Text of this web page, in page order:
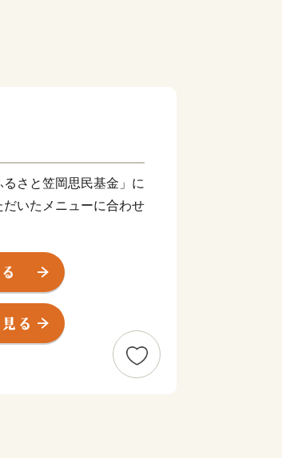
さと笠岡思民基金」に
いたメニューに合わせ
た博物館としては世界
究員が日夜，カブトガ
岸の清掃や，幼生の放
ます。私たちの活動を応